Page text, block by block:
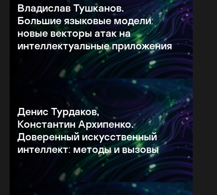
Владислав Тушканов.
Большие языковые модели:
новые векторы атак на
интеллектуальные приложения
Денис Турдаков,
Константин Архипенко.
Доверенный искусственный
интеллект: методы и вызовы